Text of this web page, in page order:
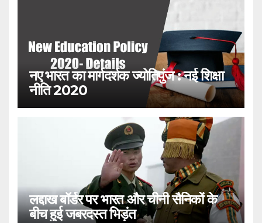
नए भारत का मार्गदर्शक ज्योतिपुंज : नई शिक्षा
नीति 2020
लद्दाख बॉर्डर पर भारत और चीनी सैनिकों के
बीच हुई जबरदस्त भिड़ंत